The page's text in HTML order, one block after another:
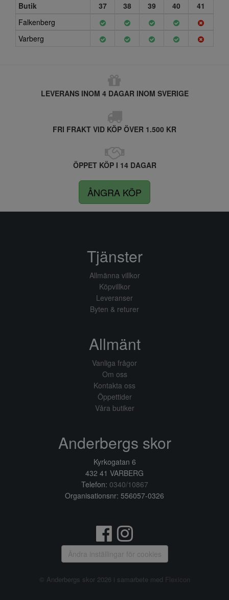
Butik
37 38 39 40
41
Falkenberg
Varberg
LEVERANS INOM 4 DAGAR INOM SVERIGE
FRI FRAKT VID KÖP ÖVER 1.500 KR
ÖPPET KÖP I 14 DAGAR
ÅNGRA KÖP
Tjänster
Allmänna villkor
Köpvillkor
Leveranser
Byten & returer
Allmänt
Vanliga frågor
Om oss
Kontakta oss
Öppettider
Våra butiker
Anderbergs skor
Kyrkogatan 6
432 41 VARBERG
Telefon: 0340/10867
Organisationsnr: 556057-0326
Ändra inställingar för cookies
© Anderbergs skor 2026 i samarbete med Flexicon